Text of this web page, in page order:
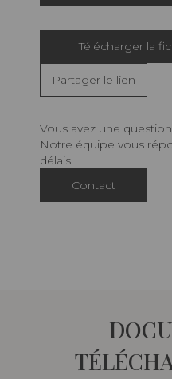
Télécharger la
Partager le lien
Vous avez une
Notre équipe vous
délais.
Contact